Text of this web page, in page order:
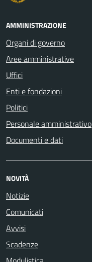
AMMINISTRAZIONE
Organi di governo
Aree amministrative
Uffici
Enti e fondazioni
Politici
Personale amministrativo
Documenti e dati
NOVITÀ
Notizie
Comunicati
Avvisi
Scadenze